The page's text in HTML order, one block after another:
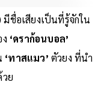
มีชื่อเสียงเป็นที่รู้จักใน
‘ดราก้อนบอล’
‘ทาสแมว’ตัวยง ที่นำ
ย